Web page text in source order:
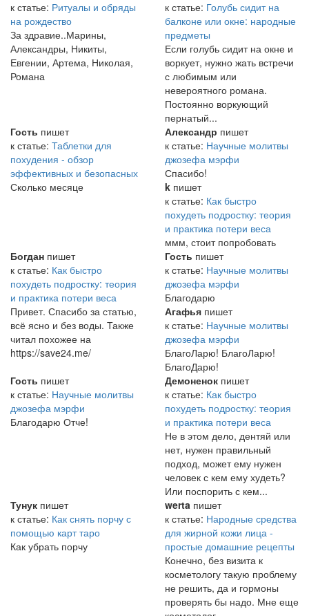
к статье: Ритуалы и обряды
на рождество
За здравие..Марины,
Александры, Никиты,
Евгении, Артема, Николая,
Романа
к статье: Голубь сидит на
балконе или окне: народные
предметы
Если голубь сидит на окне и
воркует, нужно жать встречи
с любимым или
невероятного романа.
Постоянно воркующий
пернатый...
Гость пишет
к статье: Таблетки для
похудения - обзор
эффективных и безопасных
Сколько месяце
Александр пишет
к статье: Научные молитвы
джозефа мэрфи
Спасибо!
k пишет
к статье: Как быстро
похудеть подростку: теория
и практика потери веса
ммм, стоит попробовать
Богдан пишет
к статье: Как быстро
похудеть подростку: теория
и практика потери веса
Привет. Спасибо за статью,
всё ясно и без воды. Также
читал похожее на
https://save24.me/
Гость пишет
к статье: Научные молитвы
джозефа мэрфи
Благодарю
Агафья пишет
к статье: Научные молитвы
джозефа мэрфи
БлагоЛарю! БлагоЛарю!
БлагоДарю!
Гость пишет
к статье: Научные молитвы
джозефа мэрфи
Благодарю Отче!
Демоненок пишет
к статье: Как быстро
похудеть подростку: теория
и практика потери веса
Не в этом дело, дентяй или
нет, нужен правильный
подход, может ему нужен
человек с кем ему худеть?
Или поспорить с кем...
Тунук пишет
к статье: Как снять порчу с
помощью карт таро
Как убрать порчу
werta пишет
к статье: Народные средства
для жирной кожи лица -
простые домашние рецепты
Конечно, без визита к
косметологу такую проблему
не решить, да и гормоны
проверять бы надо. Мне еще